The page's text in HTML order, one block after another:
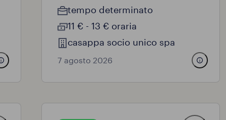
tempo determinato
11 € - 13 € oraria
casappa socio unico spa
7 agosto 2026